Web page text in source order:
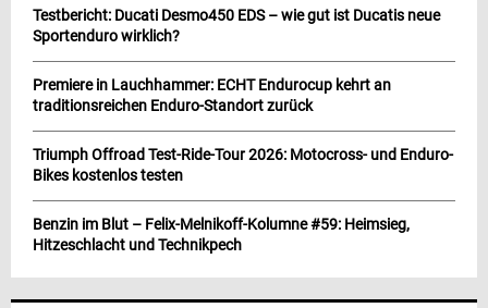
Testbericht: Ducati Desmo450 EDS – wie gut ist Ducatis neue
Sportenduro wirklich?
Premiere in Lauchhammer: ECHT Endurocup kehrt an
traditionsreichen Enduro-Standort zurück
Triumph Offroad Test-Ride-Tour 2026: Motocross- und Enduro-
Bikes kostenlos testen
Benzin im Blut – Felix-Melnikoff-Kolumne #59: Heimsieg,
Hitzeschlacht und Technikpech